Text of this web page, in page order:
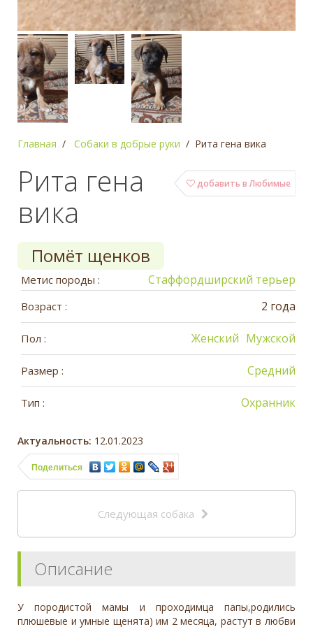
Главная Собаки в добрые руки Рита гена вика
добавить в Любимые
Рита гена
вика
Помёт щенков
Метис породы : Стаффордширский терьер
Возраст : 2 года
Пол : Мужской
Женский
Размер : Средний
Тип : Охранник
Актуальность: 12.01.2023
Поделиться
Следующая собака
Описание
У породистой мамы и проходимца папы,родились
плюшевые и умные щенята) им 2 месяца, растут в любви